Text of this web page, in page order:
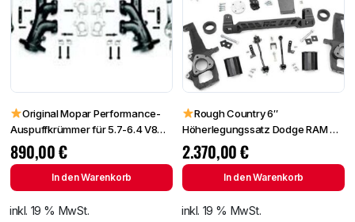
Original Mopar Performance-
Auspuffkrümmer für 5.7-6.4 V8
Motoren
890,00€
In den Warenkorb
inkl. 19 % MwSt.
Rough Country 6″
Höherlegungssatz Dodge RAM DS
Classic
2.370,00€
In den Warenkorb
inkl. 19 % MwSt.